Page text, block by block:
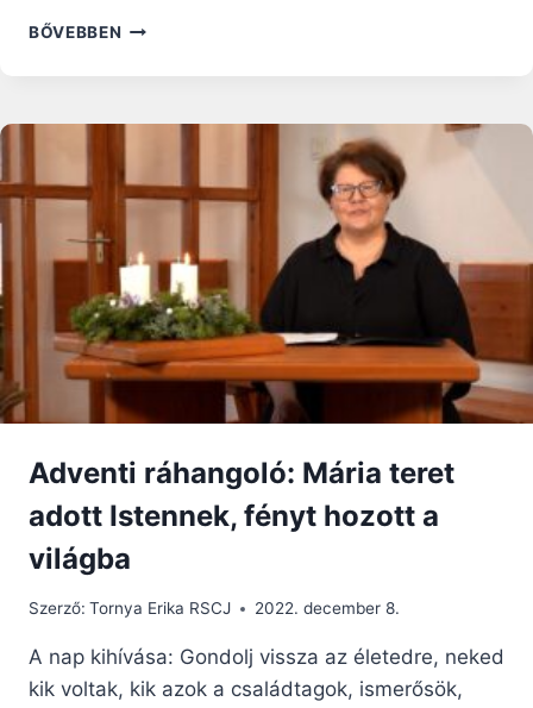
BŐVEBBEN NAPI
ÉS
EGYSÉGE
MÁRTA
ÉS
MÁRIA
PÉLDÁJA
Adventi ráhangoló: Mária teret
adott Istennek, fényt hozott a
világba
Szerző: Tornya Erika RSCJ 2022. december 8.
A nap kihívása: Gondolj vissza az életedre, neked
kik voltak, kik azok a családtagok, ismerősök,